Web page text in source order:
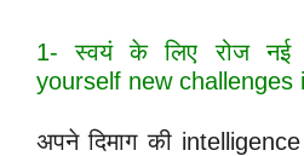
1- स्वयं के लिए रोज नई
yourself new challenges
अपने दिमाग की